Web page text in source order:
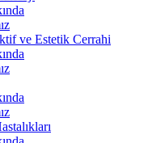
ve Estetik Cerrahi